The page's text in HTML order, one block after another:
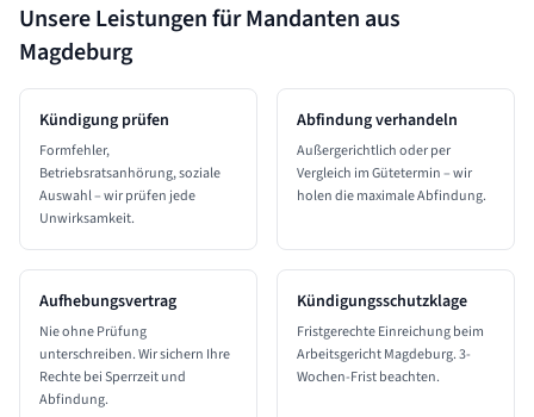
Unsere Leistungen für Mandanten aus
Magdeburg
Kündigung prüfen
Formfehler,
Betriebsratsanhörung, soziale
Auswahl – wir prüfen jede
Unwirksamkeit.
Abfindung verhandeln
Außergerichtlich oder per
Vergleich im Gütetermin – wir
holen die maximale Abfindung.
Aufhebungsvertrag
Nie ohne Prüfung
unterschreiben. Wir sichern Ihre
Rechte bei Sperrzeit und
Abfindung.
Kündigungsschutzklage
Fristgerechte Einreichung beim
Arbeitsgericht Magdeburg. 3-
Wochen-Frist beachten.